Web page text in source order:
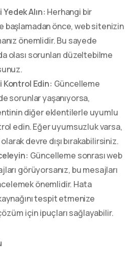
Alın: Herhangi bir
başlamadan önce, web sitenizin
önemlidir. Bu sayede
olası sorunları düzeltebilme
Kontrol Edin: Güncelleme
sorunlar yaşanıyorsa,
diğer eklentilerle uyumlu
edin. Eğer uyumsuzluk varsa,
devre dışı bırakabilirsiniz.
Güncelleme sonrası web
görüyorsanız, bu mesajları
önemlidir. Hata
tespit etmenize
için ipuçları sağlayabilir.